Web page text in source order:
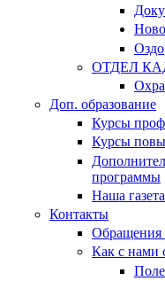
ОТДЕЛ
Доп. образование
Курсы
Курсы
программы
Наша
Контакты
Обращения
Как с нами